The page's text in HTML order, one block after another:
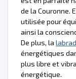
de la Couronne.
utilisée pour
ainsi la
De plus, la
énergétiques
plus libre et
énergétique.